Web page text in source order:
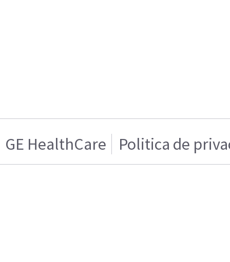
GE HealthCare Politica de